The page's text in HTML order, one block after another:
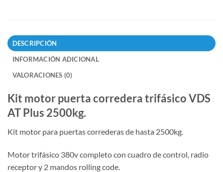
DESCRIPCIÓN
INFORMACIÓN ADICIONAL
VALORACIONES (0)
Kit motor puerta corredera trifásico VDS
AT Plus 2500kg.
Kit motor para puertas correderas de hasta 2500kg.
Motor trifásico 380v completo con cuadro de control, radio
receptor y 2 mandos rolling code.